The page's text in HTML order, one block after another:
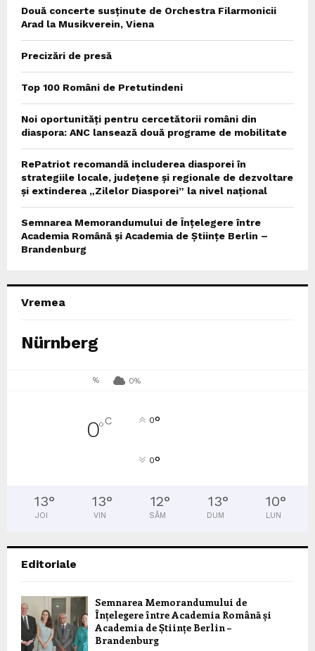
Două concerte susținute de Orchestra Filarmonicii
Arad la Musikverein, Viena
Precizări de presă
Top 100 Români de Pretutindeni
Noi oportunități pentru cercetătorii români din
diaspora: ANC lansează două programe de mobilitate
RePatriot recomandă includerea diasporei în
strategiile locale, județene și regionale de dezvoltare
și extinderea „Zilelor Diasporei” la nivel național
Semnarea Memorandumului de Înțelegere între
Academia Română și Academia de Științe Berlin –
Brandenburg
Vremea
Nürnberg
% 0%
0°C 0°
0°
13°
JOI
13°
VIN
12°
SÂM
13°
DUM
10°
LUN
Editoriale
Semnarea Memorandumului de
Înțelegere între Academia Română și
Academia de Științe Berlin –
Brandenburg